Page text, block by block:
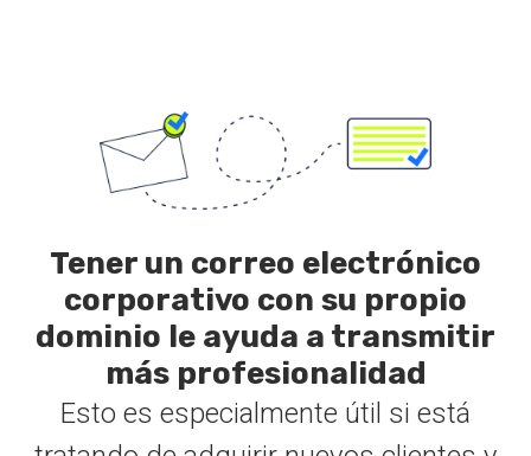
Tener un correo electrónico
corporativo con su propio
dominio le ayuda a transmitir
más profesionalidad
Esto es especialmente útil si está